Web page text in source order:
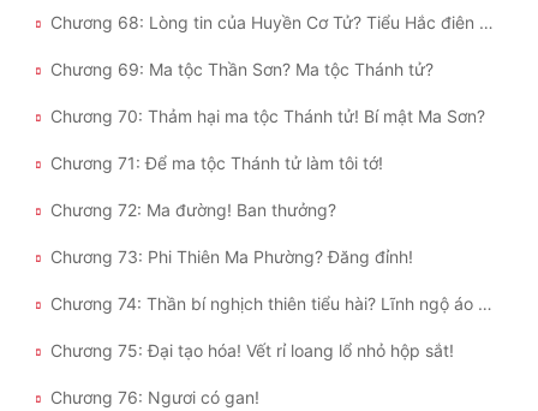
Chương 68: Lòng tin của Huyền Cơ Tử? Tiểu Hắc điên cuồng!
Chương 69: Ma tộc Thần Sơn? Ma tộc Thánh tử?
Chương 70: Thảm hại ma tộc Thánh tử! Bí mật Ma Sơn?
Chương 71: Để ma tộc Thánh tử làm tôi tớ!
Chương 72: Ma đường! Ban thưởng?
Chương 73: Phi Thiên Ma Phường? Đăng đỉnh!
Chương 74: Thần bí nghịch thiên tiểu hài? Lĩnh ngộ áo nghĩa dễ vậy sao?
Chương 75: Đại tạo hóa! Vết rỉ loang lổ nhỏ hộp sắt!
Chương 76: Ngươi có gan!